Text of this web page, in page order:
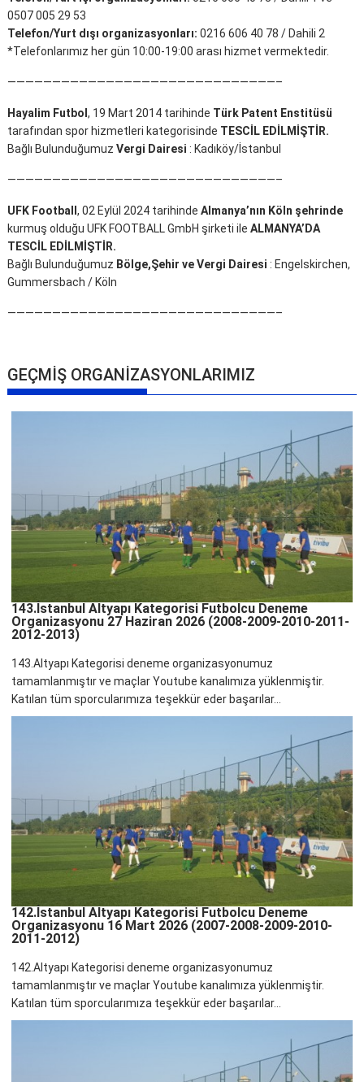
0507 005 29 53
Telefon/Yurt dışı organizasyonları: 0216 606 40 78 / Dahili 2
*Telefonlarımız her gün 10:00-19:00 arası hizmet vermektedir.
——————————————————————————————–
Hayalim Futbol, 19 Mart 2014 tarihinde Türk Patent Enstitüsü
tarafından spor hizmetleri kategorisinde TESCİL EDİLMİŞTİR.
Bağlı BulunduğumuzVergi Dairesi : Kadıköy/İstanbul
——————————————————————————————–
UFK Football, 02 Eylül 2024 tarihindeAlmanya’nın Köln şehrinde
kurmuş olduğu UFK FOOTBALL GmbH şirketi ileALMANYA’DA
TESCİL EDİLMİŞTİR.
Bağlı Bulunduğumuz Bölge,Şehir ve Vergi Dairesi : Engelskirchen,
Gummersbach / Köln
——————————————————————————————–
GEÇMİŞ ORGANİZASYONLARIMIZ
143.İstanbul Altyapı Kategorisi Futbolcu Deneme
Organizasyonu 27 Haziran 2026 (2008-2009-2010-2011-
2012-2013)
143.Altyapı Kategorisi deneme organizasyonumuz
tamamlanmıştır ve maçlar Youtube kanalımıza yüklenmiştir.
Katılan tüm sporcularımıza teşekkür eder başarılar...
142.İstanbul Altyapı Kategorisi Futbolcu Deneme
Organizasyonu 16 Mart 2026 (2007-2008-2009-2010-
2011-2012)
142.Altyapı Kategorisi deneme organizasyonumuz
tamamlanmıştır ve maçlar Youtube kanalımıza yüklenmiştir.
Katılan tüm sporcularımıza teşekkür eder başarılar...